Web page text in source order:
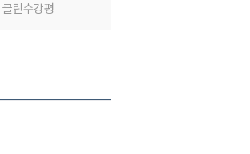
클린수강평